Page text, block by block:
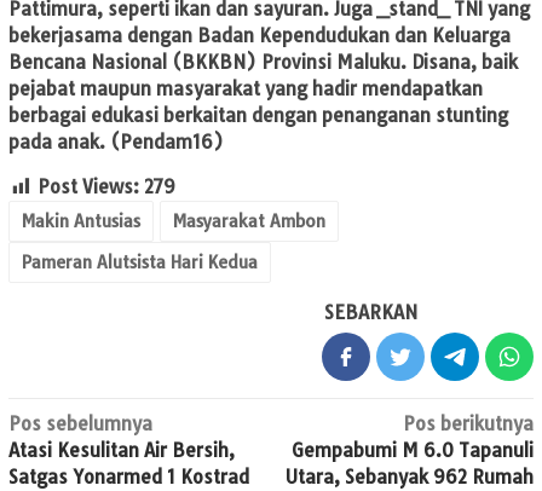
Pattimura, seperti ikan dan sayuran. Juga _stand_ TNI yang
bekerjasama dengan Badan Kependudukan dan Keluarga
Bencana Nasional (BKKBN) Provinsi Maluku. Disana, baik
pejabat maupun masyarakat yang hadir mendapatkan
berbagai edukasi berkaitan dengan penanganan stunting
pada anak. (Pendam16)
Post Views: 279
Makin Antusias
Masyarakat Ambon
Pameran Alutsista Hari Kedua
SEBARKAN
Navigasi
pos
Pos sebelumnya
Atasi Kesulitan Air Bersih,
Satgas Yonarmed 1 Kostrad
Pos berikutnya
Gempabumi M 6.0 Tapanuli
Utara, Sebanyak 962 Rumah